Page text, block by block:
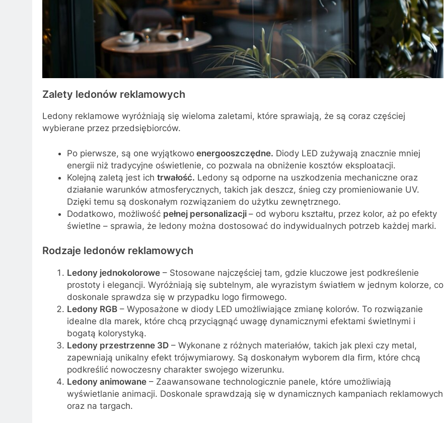
Zalety ledonów reklamowych
Ledony reklamowe wyróżniają się wieloma zaletami, które sprawiają, że są coraz częściej
wybierane przez przedsiębiorców.
Po pierwsze, są one wyjątkowoenergooszczędne. Diody LED zużywają znacznie mniej
energii niż tradycyjne oświetlenie, co pozwala na obniżenie kosztów eksploatacji.
Kolejną zaletą jest ich trwałość. Ledony są odporne na uszkodzenia mechaniczne oraz
działanie warunków atmosferycznych, takich jak deszcz, śnieg czy promieniowanie UV.
Dzięki temu są doskonałym rozwiązaniem do użytku zewnętrznego.
Dodatkowo, możliwość pełnej personalizacji – od wyboru kształtu, przez kolor, aż po efekty
świetlne – sprawia, że ledony można dostosować do indywidualnych potrzeb każdej marki.
Rodzaje ledonów reklamowych
Ledony jednokolorowe– Stosowane najczęściej tam, gdzie kluczowe jest podkreślenie
prostoty i elegancji. Wyróżniają się subtelnym, ale wyrazistym światłem w jednym kolorze, co
doskonale sprawdza się w przypadku logo firmowego.
Ledony RGB– Wyposażone w diody LED umożliwiające zmianę kolorów. To rozwiązanie
idealne dla marek, które chcą przyciągnąć uwagę dynamicznymi efektami świetlnymi i
bogatą kolorystyką.
Ledony przestrzenne 3D– Wykonane z różnych materiałów, takich jak plexi czy metal,
zapewniają unikalny efekt trójwymiarowy. Są doskonałym wyborem dla firm, które chcą
podkreślić nowoczesny charakter swojego wizerunku.
Ledony animowane– Zaawansowane technologicznie panele, które umożliwiają
wyświetlanie animacji. Doskonale sprawdzają się w dynamicznych kampaniach reklamowych
oraz na targach.